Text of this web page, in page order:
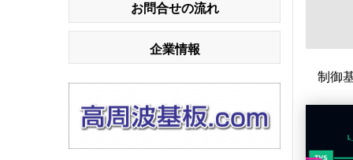
制御
お問合せの流れ
企業情報